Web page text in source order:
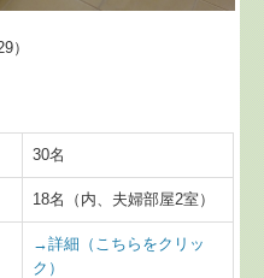
30名
18名（内、夫婦部屋2室）
→詳細（こちらをクリッ
ク）